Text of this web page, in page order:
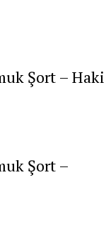
Şort – Haki
Şort –